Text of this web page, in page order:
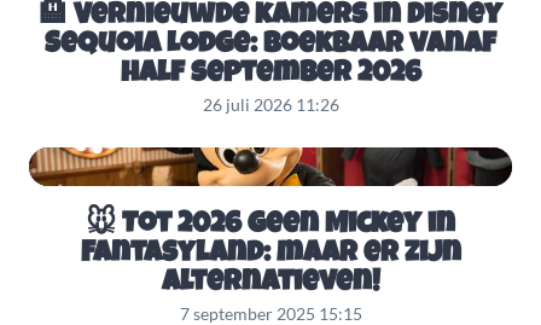
🏨 Vernieuwde kamers in Disney
Sequoia Lodge: boekbaar vanaf
half september 2026
26 juli 2026 11:26
🐭 Tot 2026 geen Mickey in
Fantasyland: maar er zijn
alternatieven!
7 september 2025 15:15